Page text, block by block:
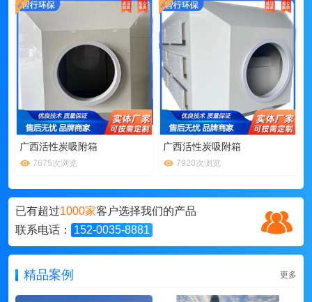
广西活性炭吸附箱
7675次浏览
广西活性炭吸附箱
7920次浏览
已有超过1000家客户选择我们的产品
联系电话：
152-0035-8881
精品案例 更多